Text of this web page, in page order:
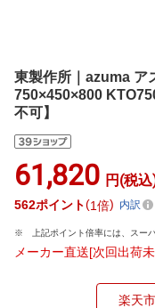
東製作所｜azuma ア
750×450×800
不可】
61,820 円(税込
562ポイント 1倍 内訳
上記ポイント倍率には、スー
メーカー直送[次回出荷
楽天